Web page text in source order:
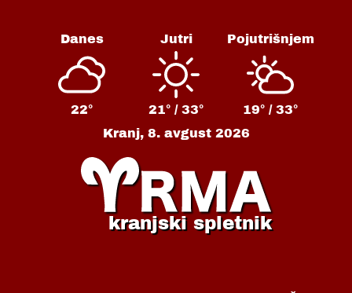
Danes
22°
Jutri
21° / 33°
Pojutrišnjem
19° / 33°
Kranj, 8. avgust 2026
kranjski spletnik